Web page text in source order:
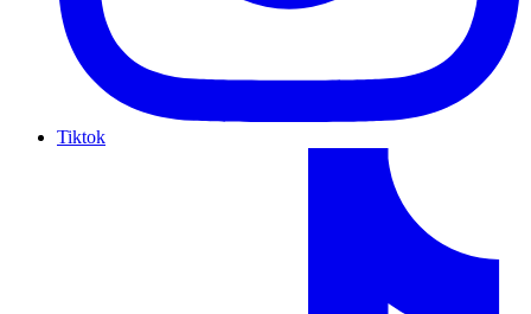
Tiktok